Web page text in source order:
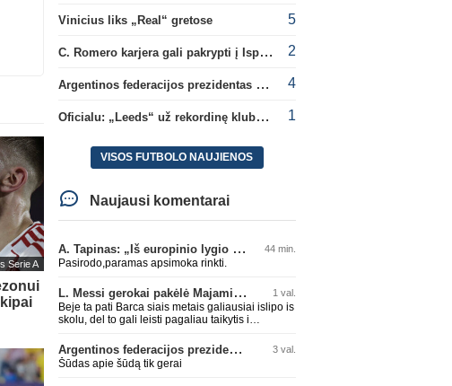
Serie A
Vinicius liks „Real“ gretose 5
C. Romero karjera gali pakrypti į Ispaniją 2
Argentinos federacijos prezidentas C. Tapia negailėjo pagyrų G. Infantino 4
Oficialu: „Leeds“ už rekordinę klubui sumą įsigijo Anglijos rinktinės vartininką 1
VISOS FUTBOLO NAUJIENOS
Naujausi komentarai
A. Tapinas: „Iš europinio lygio komandos gavom gerų pamokų“ 44 min.
Pasirodo,paramas apsimoka rinkti.
L. Messi gerokai pakėlė Majamio „Inter“ komandos vertę 1 val.
Beje ta pati Barca siais metais galiausiai islipo is
skolu, del to gali leisti pagaliau taikytis i
visa Julian Alvarez saga.
Argentinos federacijos prezidentas C. Tapia negailėjo pagyrų G. Infantino 3 val.
Šūdas apie šūdą tik gerai